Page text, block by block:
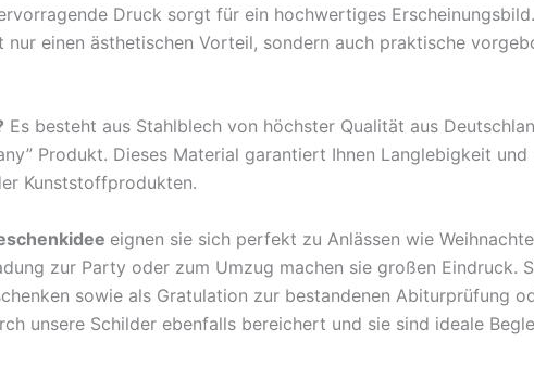
Menge
Druck sorgt für ein hochwertiges
einen ästhetischen Vorteil, sondern auch praktische
Es besteht aus Stahlblech von höchster Qualität aus
Produkt. Dieses Material garantiert Ihnen Langlebigkeit
Kunststoffprodukten.
eignen sie sich perfekt zu Anlässen wie
zur Party oder zum Umzug machen sie großen Eindruck.
sowie als Gratulation zur bestandenen Abiturprüfung
unsere Schilder ebenfalls bereichert und sie sind ideale